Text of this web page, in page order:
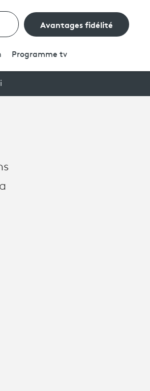
Avantages fidélité
Programme tv